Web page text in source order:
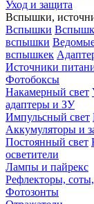
Уход и защита
Вспышки,
Вспышки
вспышки
вспышкек
Источники
Фотобоксы
Накамерный свет
адаптеры и ЗУ
Импульсный свет
Аккумуляторы и
Постоянный свет
осветители
Лампы и пайрекс
Рефлекторы,
Фотозонты